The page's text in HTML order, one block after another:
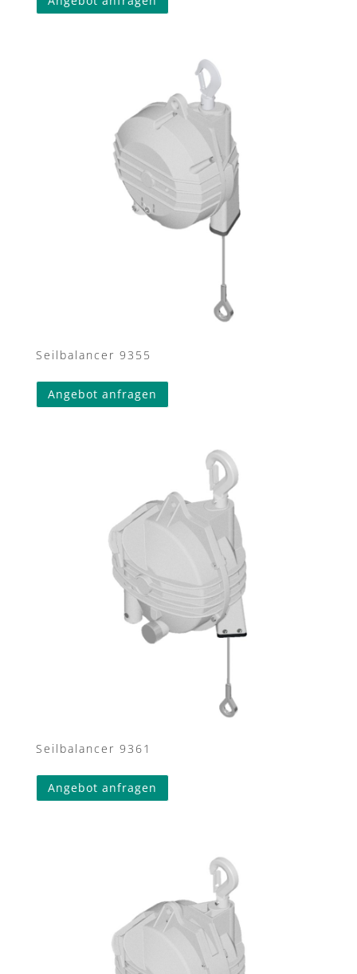
Seilbalancer 9355
Angebot anfragen
Seilbalancer 9361
Angebot anfragen